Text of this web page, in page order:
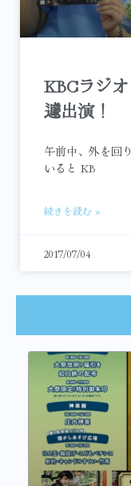
KBCラジ
遽出演！
午前中、外を回
いると KB
続きを読む »
2017/07/04